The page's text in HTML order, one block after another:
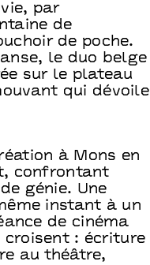
par
de
de poche.
le duo belge
sur le plateau
qui dévoile
à Mons en
confrontant
génie. Une
instant à un
de cinéma
croisent : écriture
au théâtre,